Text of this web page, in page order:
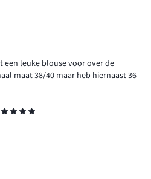
een leuke blouse voor over de
maat 38/40 maar heb hiernaast 36